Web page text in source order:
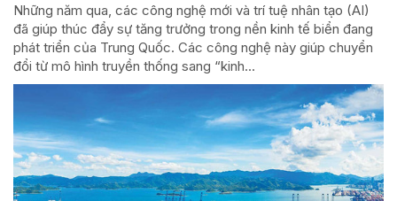
Những năm qua, các công nghệ mới và trí tuệ nhân tạo (AI)
đã giúp thúc đẩy sự tăng trưởng trong nền kinh tế biển đang
phát triển của Trung Quốc. Các công nghệ này giúp chuyển
đổi từ mô hình truyền thống sang “kinh...